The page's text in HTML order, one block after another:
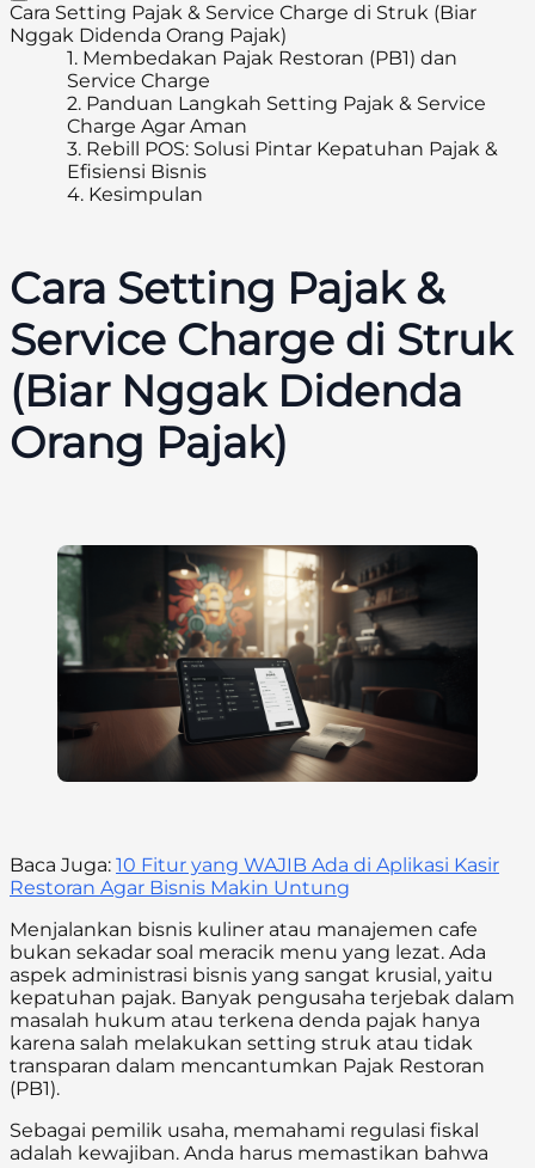
Cara Setting Pajak & Service Charge di Struk (Biar
Nggak Didenda Orang Pajak)
1. Membedakan Pajak Restoran (PB1) dan
Service Charge
2. Panduan Langkah Setting Pajak & Service
Charge Agar Aman
3. Rebill POS: Solusi Pintar Kepatuhan Pajak &
Efisiensi Bisnis
4. Kesimpulan
Cara Setting Pajak &
Service Charge di Struk
(Biar Nggak Didenda
Orang Pajak)
Baca Juga: 10 Fitur yang WAJIB Ada di Aplikasi Kasir
Restoran Agar Bisnis Makin Untung
Menjalankan bisnis kuliner atau manajemen cafe
bukan sekadar soal meracik menu yang lezat. Ada
aspek administrasi bisnis yang sangat krusial, yaitu
kepatuhan pajak. Banyak pengusaha terjebak dalam
masalah hukum atau terkena denda pajak hanya
karena salah melakukan setting struk atau tidak
transparan dalam mencantumkan Pajak Restoran
(PB1).
Sebagai pemilik usaha, memahami regulasi fiskal
adalah kewajiban. Anda harus memastikan bahwa